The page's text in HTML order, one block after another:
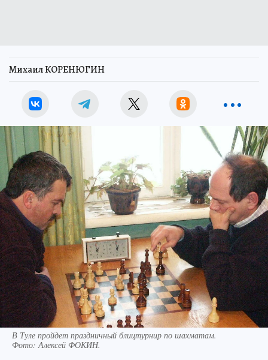
Михаил КОРЕНЮГИН
В Туле пройдет праздничный блицтурнир по шахматам.
Фото:Алексей ФОКИН.